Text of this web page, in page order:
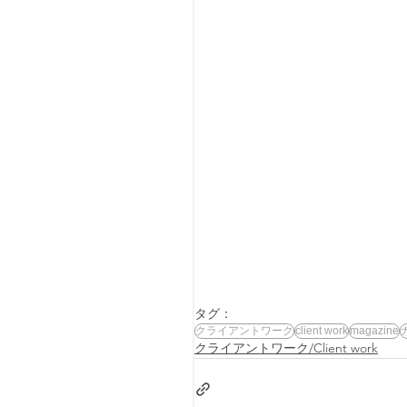
タグ：
クライアントワークclient workmagazine
クライアントワーク/Client work